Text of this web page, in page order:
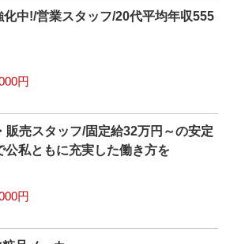
中!/営業スタッフ/20代平均年収555
円
販売スタッフ/固定給32万円～の安定
公私ともに充実した働き方を
円